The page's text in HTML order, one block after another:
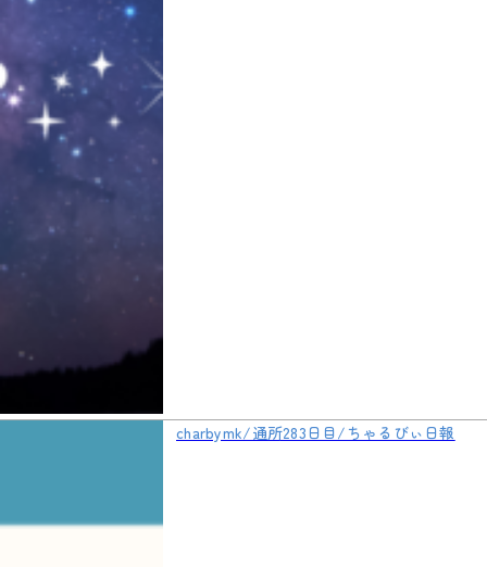
charbymk/通所283日目/ちゃるびぃ日報